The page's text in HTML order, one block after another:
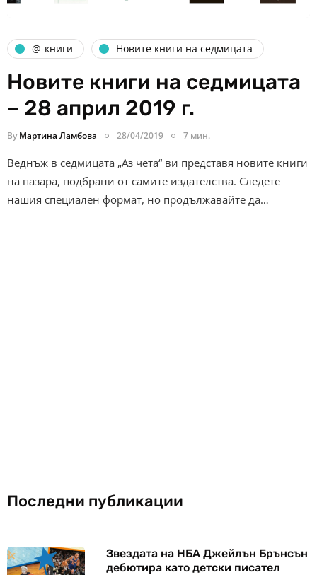
@-книги Новите книги на седмицата
Новите книги на седмицата
– 28 април 2019 г.
By Мартина Ламбова 28/04/2019 7 мин.
Веднъж в седмицата „Аз чета“ ви представя новите книги
на пазара, подбрани от самите издателства. Следете
нашия специален формат, но продължавайте да…
Последни публикации
Звездата на НБА Джейлън Брънсън
дебютира като детски писател